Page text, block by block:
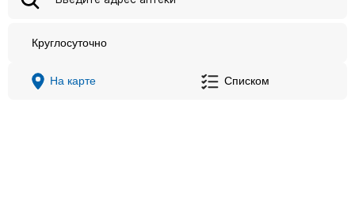
Круглосуточно
На карте Списком